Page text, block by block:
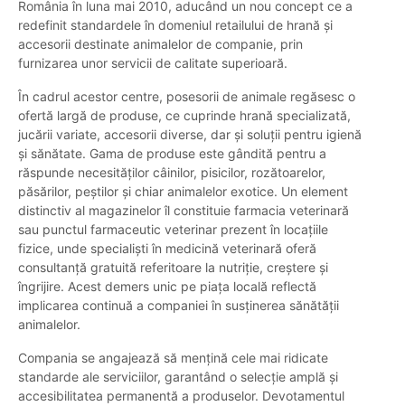
România în luna mai 2010, aducând un nou concept ce a
redefinit standardele în domeniul retailului de hrană și
accesorii destinate animalelor de companie, prin
furnizarea unor servicii de calitate superioară.
În cadrul acestor centre, posesorii de animale regăsesc o
ofertă largă de produse, ce cuprinde hrană specializată,
jucării variate, accesorii diverse, dar și soluții pentru igienă
și sănătate. Gama de produse este gândită pentru a
răspunde necesităților câinilor, pisicilor, rozătoarelor,
păsărilor, peștilor și chiar animalelor exotice. Un element
distinctiv al magazinelor îl constituie farmacia veterinară
sau punctul farmaceutic veterinar prezent în locațiile
fizice, unde specialiști în medicină veterinară oferă
consultanță gratuită referitoare la nutriție, creștere și
îngrijire. Acest demers unic pe piața locală reflectă
implicarea continuă a companiei în susținerea sănătății
animalelor.
Compania se angajează să mențină cele mai ridicate
standarde ale serviciilor, garantând o selecție amplă și
accesibilitatea permanentă a produselor. Devotamentul